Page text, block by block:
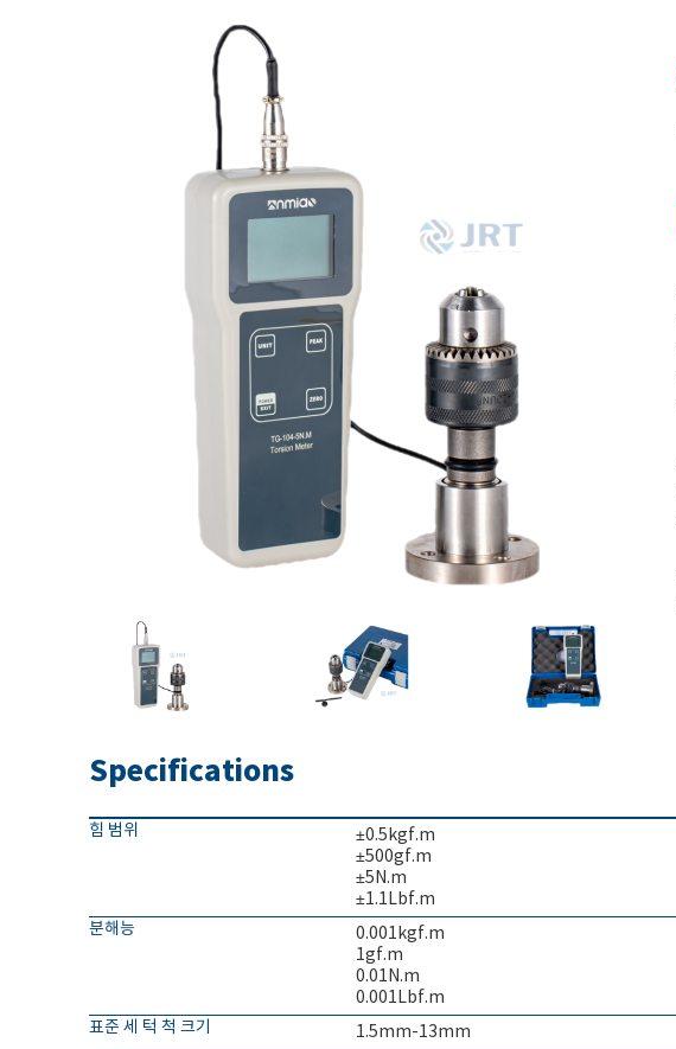
Specifications
힘 범위
±0.5kgf.m
±500gf.m
±5N.m
±1.1Lbf.m
분해능
0.001kgf.m
1gf.m
0.01N.m
0.001Lbf.m
표준 세 턱 척 크기
1.5mm-13mm